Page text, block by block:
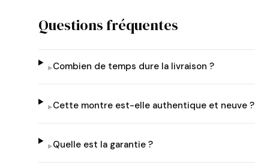
Questions fréquentes
▸Combien de temps dure la livraison ?
▸Cette montre est-elle authentique et neuve ?
▸Quelle est la garantie ?